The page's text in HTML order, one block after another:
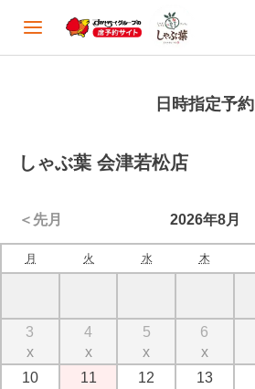
日時指定予約
しゃぶ葉 会津若松店
＜先月 2026年8月
月 火 水 木
3
x
4
x
5
x
6
x
10
11
12
13